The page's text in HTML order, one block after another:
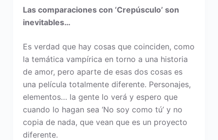
Las comparaciones con ‘Crepúsculo’ son
inevitables…
Es verdad que hay cosas que coinciden, como
la temática vampírica en torno a una historia
de amor, pero aparte de esas dos cosas es
una película totalmente diferente. Personajes,
elementos… la gente lo verá y espero que
cuando lo hagan sea ‘No soy como tú’ y no
copia de nada, que vean que es un proyecto
diferente.